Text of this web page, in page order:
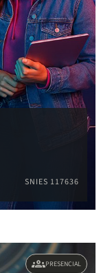
SNIES 117636
groupsPRESENCIAL